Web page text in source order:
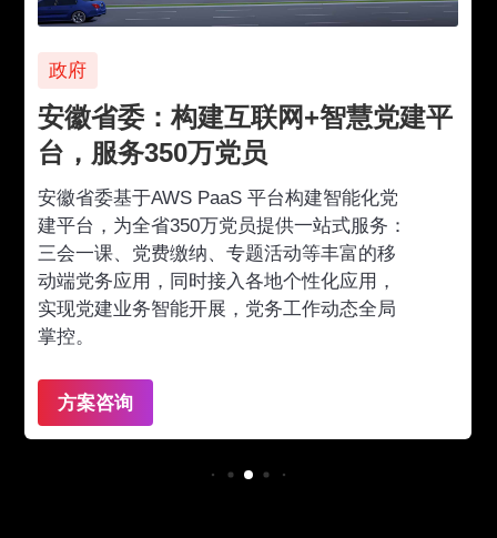
政府
安徽省委：构建互联网+智慧党建平
台，服务350万党员
安徽省委基于AWS PaaS 平台构建智能化党
建平台，为全省350万党员提供一站式服务：
三会一课、党费缴纳、专题活动等丰富的移
动端党务应用，同时接入各地个性化应用，
实现党建业务智能开展，党务工作动态全局
掌控。
方案咨询